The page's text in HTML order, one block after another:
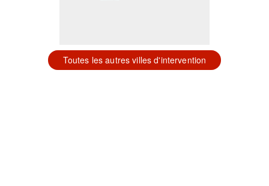
Toutes les autres villes d'intervention